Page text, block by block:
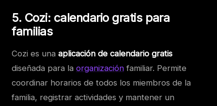
5. Cozi: calendario gratis para
familias
Cozi es una aplicación de calendario gratis
diseñada para la organización familiar. Permite
coordinar horarios de todos los miembros de la
familia, registrar actividades y mantener un